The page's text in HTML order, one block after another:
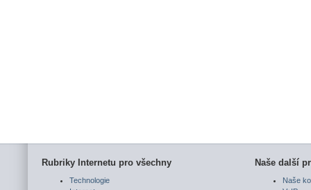
Rubriky Internetu pro všechny
Technologie
Naše další
Naše